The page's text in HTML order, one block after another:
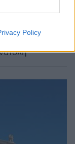
Policy
σε
να μάθουν την